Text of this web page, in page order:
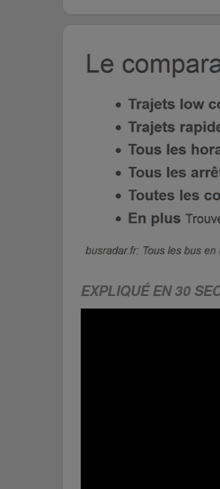
EXPLIQUÉ EN 30